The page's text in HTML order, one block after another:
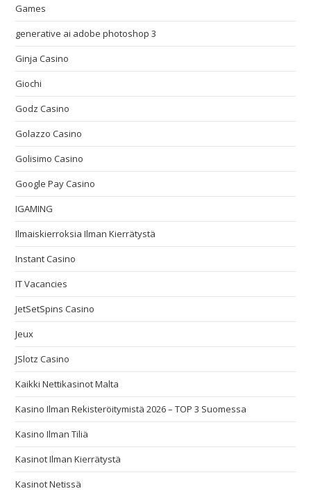
Games
generative ai adobe photoshop 3
Ginja Casino
Giochi
Godz Casino
Golazzo Casino
Golisimo Casino
Google Pay Casino
IGAMING
Ilmaiskierroksia Ilman Kierrätystä
Instant Casino
IT Vacancies
JetSetSpins Casino
Jeux
JSlotz Casino
Kaikki Nettikasinot Malta
Kasino Ilman Rekisteröitymistä 2026 – TOP 3 Suomessa
Kasino Ilman Tiliä
Kasinot Ilman Kierrätystä
Kasinot Netissä